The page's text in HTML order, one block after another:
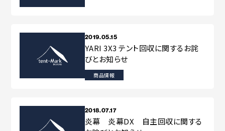
2019.05.15
YARI 3X3 テント回収に関するお詫
びとお知らせ
商品情報
2018.07.17
炎幕 炎幕DX 自主回収に関する